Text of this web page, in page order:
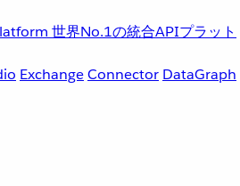
世界No.1の統合APIプラット
ExchangeConnector DataGraph